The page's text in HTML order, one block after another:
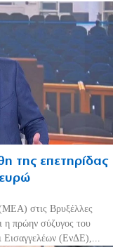
της επετηρίδας
στις Βρυξέλλες
η πρώην σύζυγος του
Εισαγγελέων (ΕνΔΕ),...